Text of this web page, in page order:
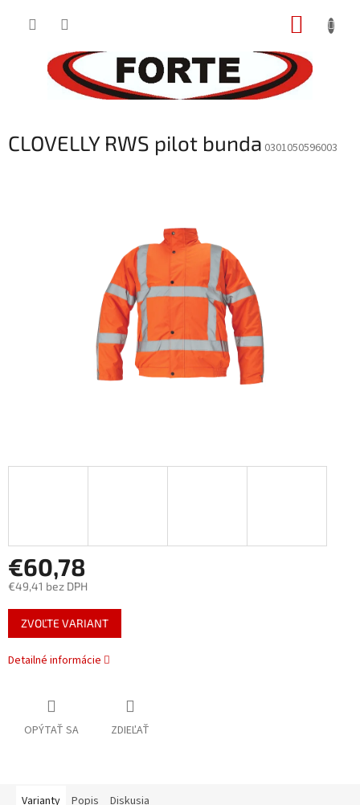
CLOVELLY RWS pilot bunda 0301050596003
€60,78
€49,41 bez DPH
Jednotková
cena:
ZVOĽTE VARIANT
Detailné informácie
OPÝTAŤ SA ZDIEĽAŤ
Varianty Popis Diskusia